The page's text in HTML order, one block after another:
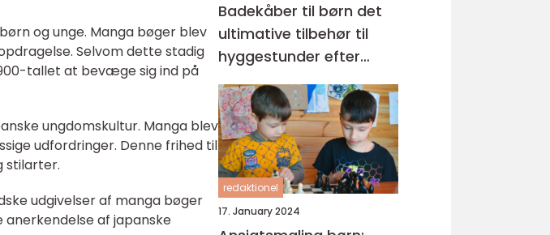
og unge. Manga bøger blev
Selvom dette stadig
tallet at bevæge sig ind på
ungdomskultur. Manga blev
udfordringer. Denne frihed til
stilarter.
udgivelser af manga bøger
af japanske
Badekåber til børn det
ultimative tilbehør til
hyggestunder efter
badet
redaktionel
17. January 2024